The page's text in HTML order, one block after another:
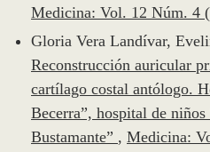
Medicina: Vol. 12 Núm. 4
Gloria Vera Landívar,
Reconstrucción auricular
cartílago costal antólogo.
Becerra”, hospital de
Bustamante” , Medicina: